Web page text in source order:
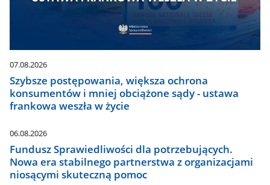
07.08.2026
Szybsze postępowania, większa ochrona
konsumentów i mniej obciążone sądy - ustawa
frankowa weszła w życie
06.08.2026
Fundusz Sprawiedliwości dla potrzebujących.
Nowa era stabilnego partnerstwa z organizacjami
niosącymi skuteczną pomoc